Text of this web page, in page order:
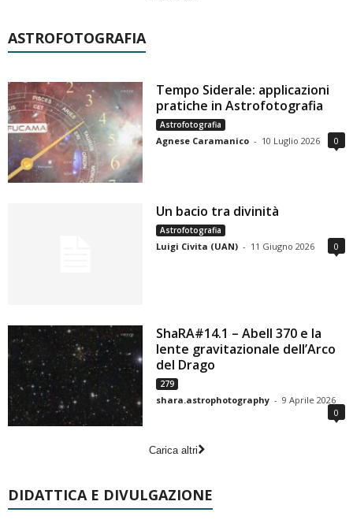
ASTROFOTOGRAFIA
Tempo Siderale: applicazioni
pratiche in Astrofotografia
Astrofotografia
Agnese Caramanico - 10 Luglio 2026 0
Un bacio tra divinità
Astrofotografia
Luigi Civita (UAN) - 11 Giugno 2026 0
ShaRA#14.1 – Abell 370 e la
lente gravitazionale dell’Arco
del Drago
279
shara.astrophotography - 9 Aprile 2026
0
Carica altri
DIDATTICA E DIVULGAZIONE